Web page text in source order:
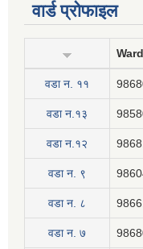
वार्ड प्रोफाइल
वडा न‍. ११
वडा न.१३
वडा न.१२
वडा न. ९
वडा न. ८
वडा न. ७